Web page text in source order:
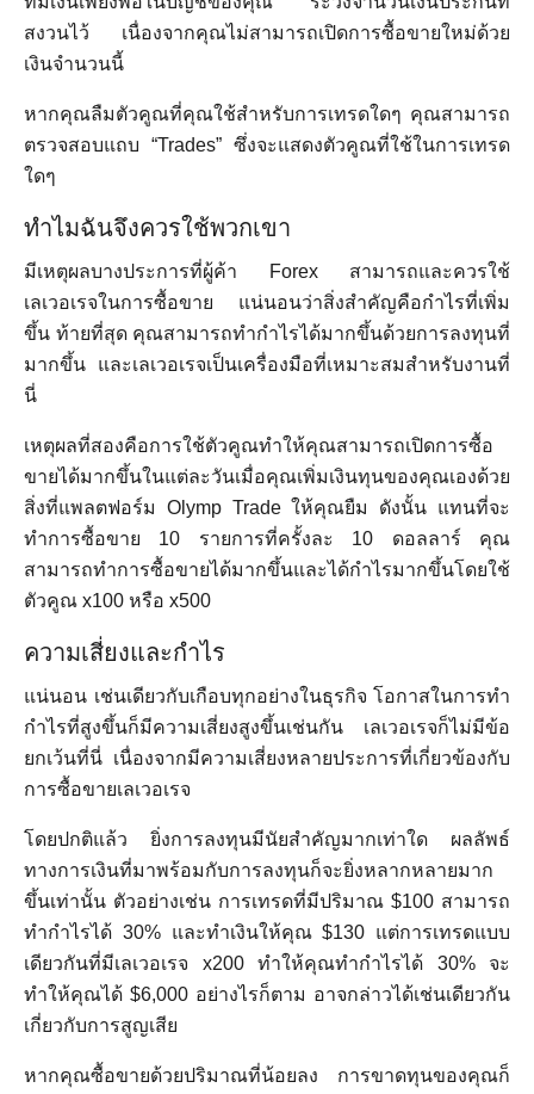
สงวนไว้ เนื่องจากคุณไม่สามารถเปิดการซื้อขายใหม่ด้วย
เงินจำนวนนี้
หากคุณลืมตัวคูณที่คุณใช้สำหรับการเทรดใดๆ คุณสามารถ
ตรวจสอบแถบ “Trades” ซึ่งจะแสดงตัวคูณที่ใช้ในการเทรด
ใดๆ
ทำไมฉันจึงควรใช้พวกเขา
มีเหตุผลบางประการที่ผู้ค้า Forex สามารถและควรใช้
เลเวอเรจในการซื้อขาย แน่นอนว่าสิ่งสำคัญคือกำไรที่เพิ่ม
ขึ้น ท้ายที่สุด คุณสามารถทำกำไรได้มากขึ้นด้วยการลงทุนที่
มากขึ้น และเลเวอเรจเป็นเครื่องมือที่เหมาะสมสำหรับงานที่
นี่
เหตุผลที่สองคือการใช้ตัวคูณทำให้คุณสามารถเปิดการซื้อ
ขายได้มากขึ้นในแต่ละวันเมื่อคุณเพิ่มเงินทุนของคุณเองด้วย
สิ่งที่แพลตฟอร์ม Olymp Trade ให้คุณยืม ดังนั้น แทนที่จะ
ทำการซื้อขาย 10 รายการที่ครั้งละ 10 ดอลลาร์ คุณ
สามารถทำการซื้อขายได้มากขึ้นและได้กำไรมากขึ้นโดยใช้
ตัวคูณ x100 หรือ x500
ความเสี่ยงและกำไร
แน่นอน เช่นเดียวกับเกือบทุกอย่างในธุรกิจ โอกาสในการทำ
กำไรที่สูงขึ้นก็มีความเสี่ยงสูงขึ้นเช่นกัน เลเวอเรจก็ไม่มีข้อ
ยกเว้นที่นี่ เนื่องจากมีความเสี่ยงหลายประการที่เกี่ยวข้องกับ
การซื้อขายเลเวอเรจ
โดยปกติแล้ว ยิ่งการลงทุนมีนัยสำคัญมากเท่าใด ผลลัพธ์
ทางการเงินที่มาพร้อมกับการลงทุนก็จะยิ่งหลากหลายมาก
ขึ้นเท่านั้น ตัวอย่างเช่น การเทรดที่มีปริมาณ $100 สามารถ
ทำกำไรได้ 30% และทำเงินให้คุณ $130 แต่การเทรดแบบ
เดียวกันที่มีเลเวอเรจ x200 ทำให้คุณทำกำไรได้ 30% จะ
ทำให้คุณได้ $6,000 อย่างไรก็ตาม อาจกล่าวได้เช่นเดียวกัน
เกี่ยวกับการสูญเสีย
หากคุณซื้อขายด้วยปริมาณที่น้อยลง การขาดทุนของคุณก็